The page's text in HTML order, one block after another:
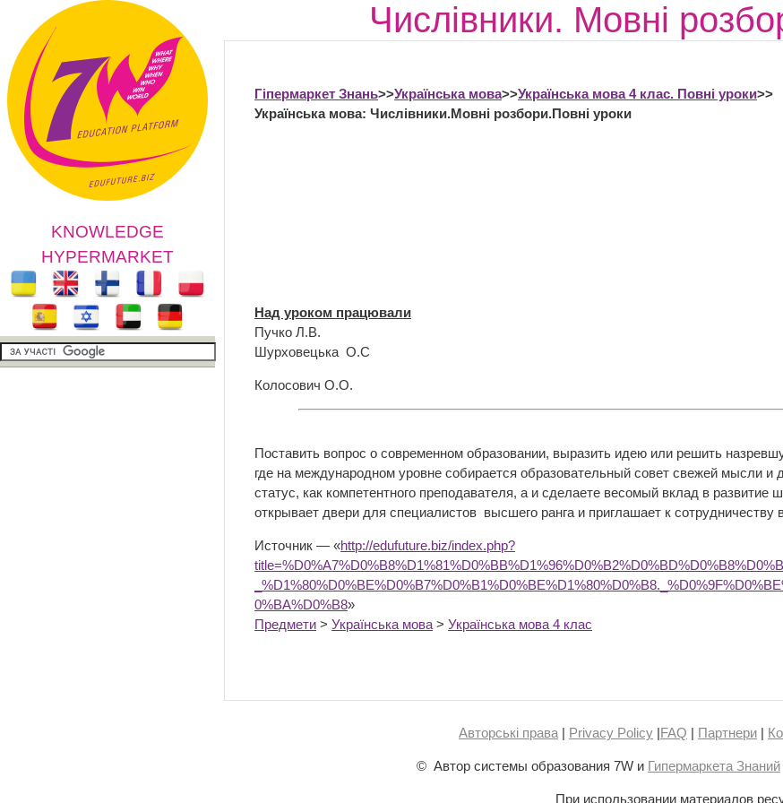
KNOWLEDGE
HYPERMARKET
Числівники. Мовні
Гіпермаркет Знань>>Українська мова>>Українська мова 4 клас. Повні уроки>>
Українська мова: Числівники.Мовні розбори.Повні уроки
Над уроком працювали
Пучко Л.В.
Шурховецька О.С
Колосович О.О.
Поставить вопрос о современном образовании, выразить идею или решить
где на международном уровне собирается образовательный совет свежей мысли и
статус, как компетентного преподавателя, а и сделаете весомый вклад в развитие
открывает двери для специалистов высшего ранга и приглашает к
Источник — «http://edufuture.biz/index.php?
0%BA%D0%B8»
Предмети > Українська мова > Українська мова 4 клас
Авторські права | Privacy Policy |FAQ | Партнери |
© Автор системы образования 7W и Гипермаркета Знаний
При использовании материалов